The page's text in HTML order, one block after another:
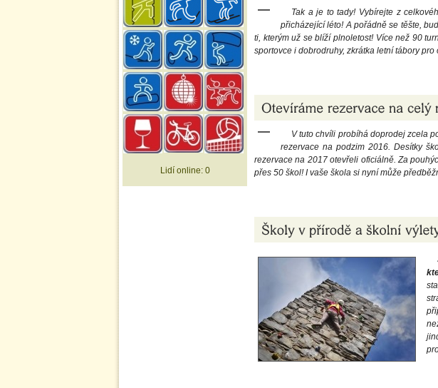
Tak a je to tady! Vybírejte z
přicházející léto! A pořádně se těšte,
ti, kterým už se blíží plnoletost! Více než 90
sportovce i dobrodruhy, zkrátka letní tábory
V tuto chvíli probíhá doprodej zcela
rezervace na podzim 2016. Desítky
rezervace na 2017 otevřeli oficiálně. Za
přes 50 škol! I vaše škola si nyní může
Lidí online: 0